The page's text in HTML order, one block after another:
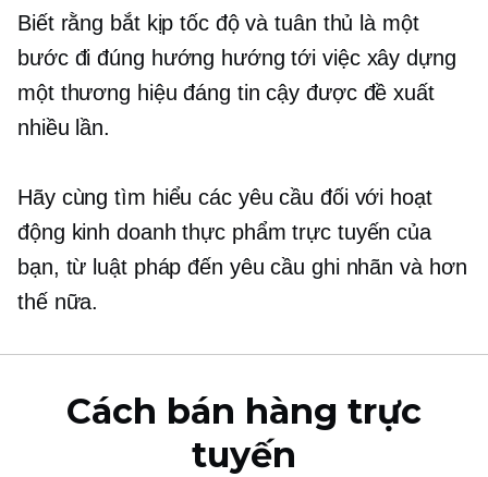
Biết rằng bắt kịp tốc độ và tuân thủ là một
bước đi đúng hướng hướng tới việc xây dựng
một thương hiệu đáng tin cậy được đề xuất
nhiều lần.
Hãy cùng tìm hiểu các yêu cầu đối với hoạt
động kinh doanh thực phẩm trực tuyến của
bạn, từ luật pháp đến yêu cầu ghi nhãn và hơn
thế nữa.
Cách bán hàng trực
tuyến